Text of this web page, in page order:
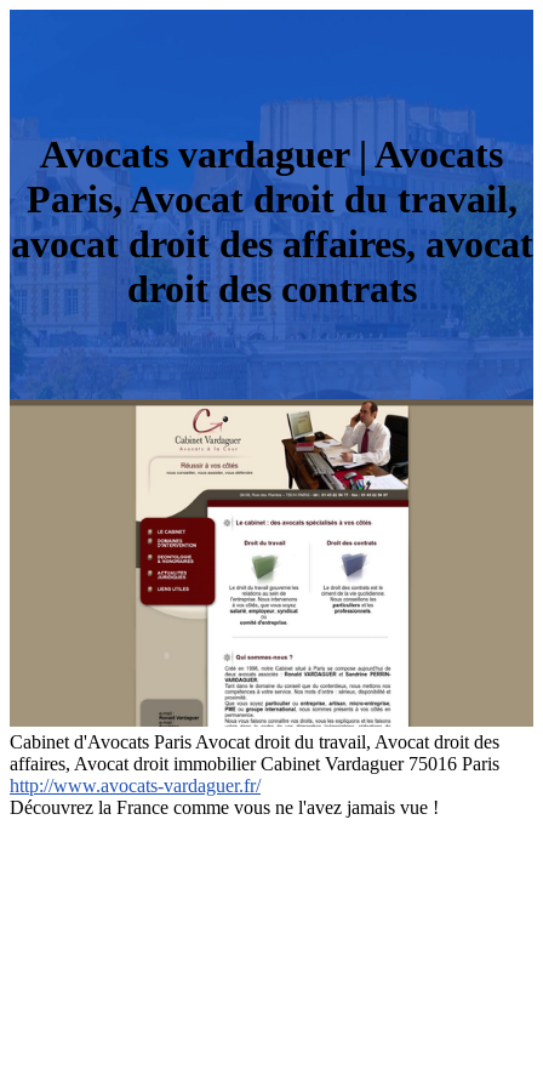
Avocats vardaguer | Avocats
Paris, Avocat droit du travail,
avocat droit des affaires, avocat
droit des contrats
Cabinet d'Avocats Paris Avocat droit du travail, Avocat droit des
affaires, Avocat droit immobilier Cabinet Vardaguer 75016 Paris
http://www.avocats-vardaguer.fr/
Découvrez la France comme vous ne l'avez jamais vue !